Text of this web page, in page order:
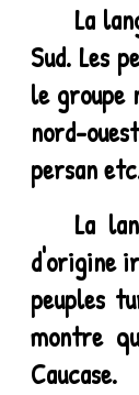
La
Sud. Les
le groupe
nord-
persan
La
d'origine
peuples
montre
Caucase.